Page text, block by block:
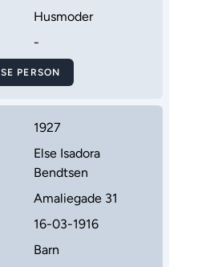
Husmoder
-
SE PERSON
1927
Else Isadora
Bendtsen
Amaliegade 31
16-03-1916
Barn